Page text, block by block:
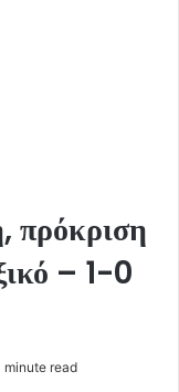
πρόκριση
– 1-0
minute read